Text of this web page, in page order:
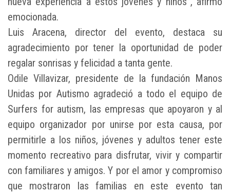
emocionada.
Luis Aracena, director del evento, destaca su
agradecimiento por tener la oportunidad de poder
regalar sonrisas y felicidad a tanta gente.
Odile Villavizar, presidente de la fundación Manos
Unidas por Autismo agradeció a todo el equipo de
Surfers for autism, las empresas que apoyaron y al
equipo organizador por unirse por esta causa, por
permitirle a los niños, jóvenes y adultos tener este
momento recreativo para disfrutar, vivir y compartir
con familiares y amigos. Y por el amor y compromiso
que mostraron las familias en este evento tan